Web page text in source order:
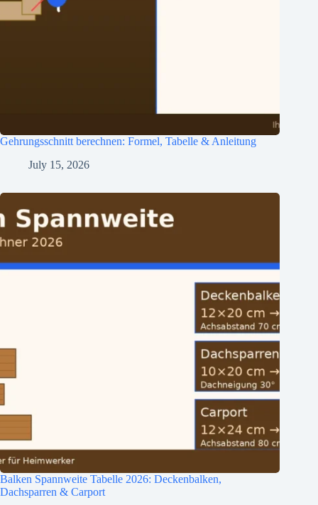
Gehrungsschnitt berechnen: Formel, Tabelle & Anleitung
July 15, 2026
Balken Spannweite Tabelle 2026: Deckenbalken,
Dachsparren & Carport